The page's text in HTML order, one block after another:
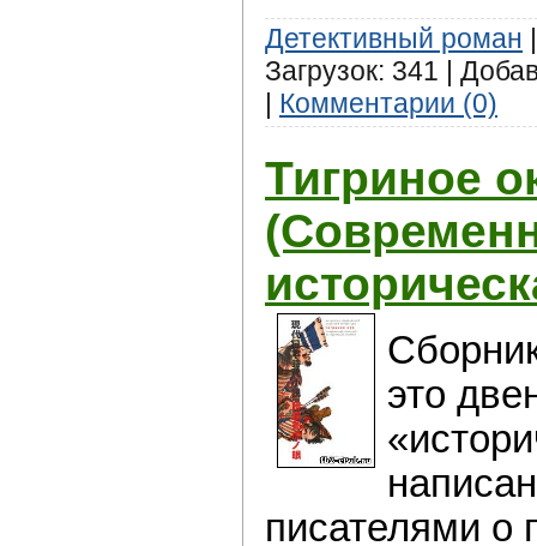
Детективный роман
Загрузок: 341 |
Комментарии (0)
Тигриное
это
писателями